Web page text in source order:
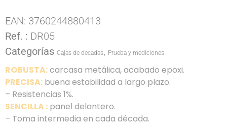
EAN: 3760244880413
Ref. : DR05
Categorías Cajas de decadas, Prueba y mediciones
ROBUSTA:carcasa metálica, acabado epoxi.
PRECISA: buena estabilidad a largo plazo.
– Resistencias 1%.
SENCILLA : panel delantero.
– Toma intermedia en cada década.